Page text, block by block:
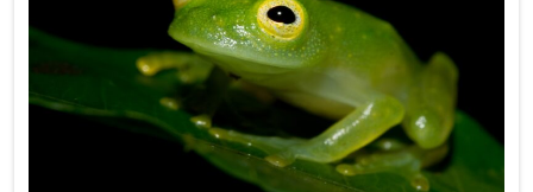
Alle
Alle